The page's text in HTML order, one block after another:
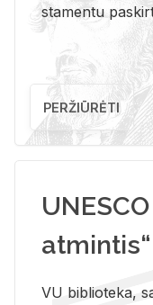
sta­men­tu
PERŽIŪRĖTI
atmintis“
VU biblioteka,